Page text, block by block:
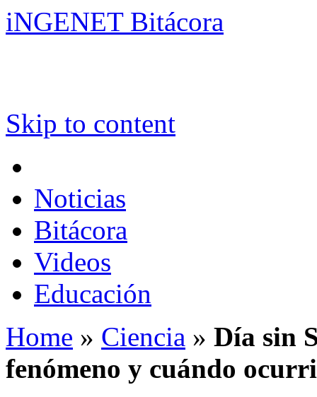
iNGENET Bitácora
Skip to content
Noticias
Bitácora
Videos
Educación
Home » Ciencia » Día sin
fenómeno y cuándo